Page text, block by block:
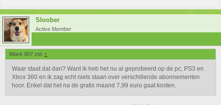
Sloober
Active Member
iMark 007 zei: ↑
Waar staat dat dan? Want ik heb het nu al geprobeerd op de pc, PS3 en
Xbox 360 en ik zag echt niets staan over verschillende abonnementen
hoor. Enkel dat het na de gratis maand 7,99 euro gaat kosten.